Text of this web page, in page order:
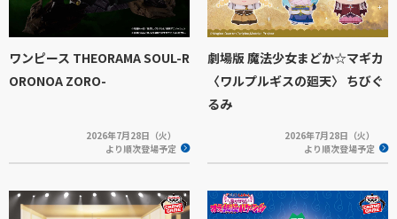
ワンピース THEORAMA SOUL-R
ORONOA ZORO-
2026年7月28日（火）
より順次登場予定
劇場版 魔法少女まどか☆マギカ
〈ワルプルギスの廻天〉 ちびぐ
るみ
2026年7月28日（火）
より順次登場予定